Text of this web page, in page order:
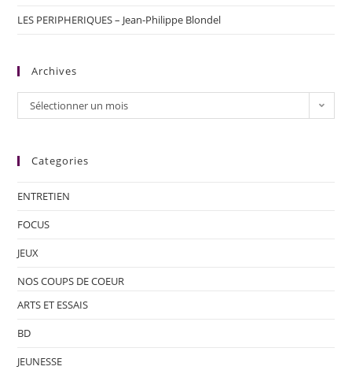
LES PERIPHERIQUES – Jean-Philippe Blondel
Archives
Sélectionner un mois
Categories
ENTRETIEN
FOCUS
JEUX
NOS COUPS DE COEUR
ARTS ET ESSAIS
BD
JEUNESSE